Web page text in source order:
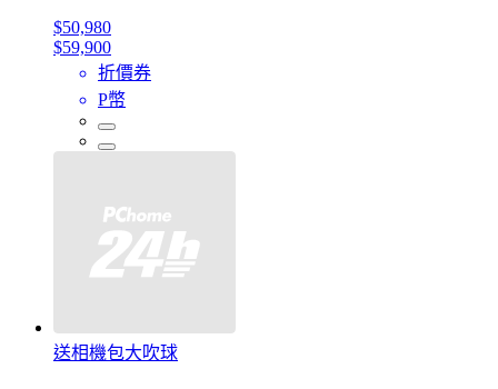
$50,980
$59,900
折價券
P幣
送相機包大吹球